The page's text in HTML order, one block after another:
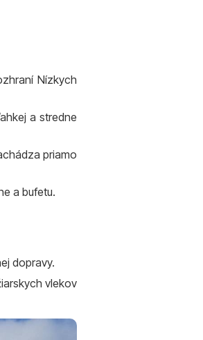
Nízkych
a stredne
priamo
a bufetu.
dopravy.
vlekov